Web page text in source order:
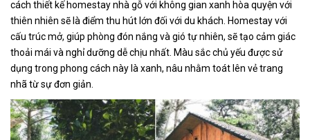
cách thiết kế homestay nhà gỗ với không gian xanh hòa quyện với
thiên nhiên sẽ là điểm thu hút lớn đối với du khách. Homestay với
cấu trúc mở, giúp phòng đón nắng và gió tự nhiên, sẽ tạo cảm giác
thoải mái và nghỉ dưỡng dễ chịu nhất. Màu sắc chủ yếu được sử
dụng trong phong cách này là xanh, nâu nhằm toát lên vẻ trang
nhã từ sự đơn giản.